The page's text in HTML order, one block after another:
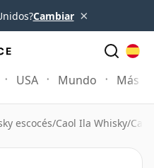
Cambiar ×
USA Mundo Más
escocés/Caol Ila Whisky/